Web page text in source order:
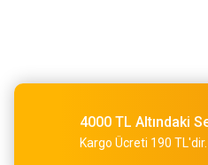
4000 TL Altındaki
Kargo Ücreti 190 TL'dir.